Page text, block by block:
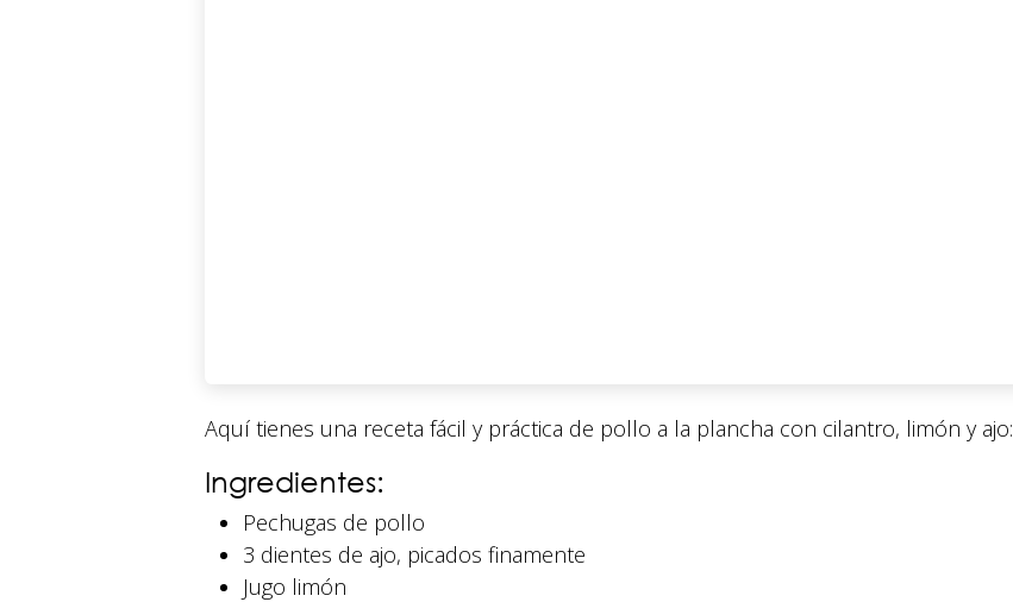
Aquí tienes una receta fácil y práctica de pollo a la plancha con cilantro, limón y ajo:
Ingredientes:
Pechugas de pollo
3 dientes de ajo, picados finamente
Jugo limón